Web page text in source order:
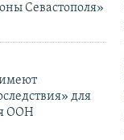
Севастополя»
для
ООН